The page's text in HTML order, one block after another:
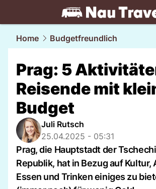
travel.NAU.ch
Home Budgetfreundlich
Prag: 5
Reisende mit
Budget
Juli Rutsch
25.04.2025 - 05:31
Prag, die Hauptstadt der
Republik, hat in Bezug auf Kultur,
Essen und Trinken einiges zu